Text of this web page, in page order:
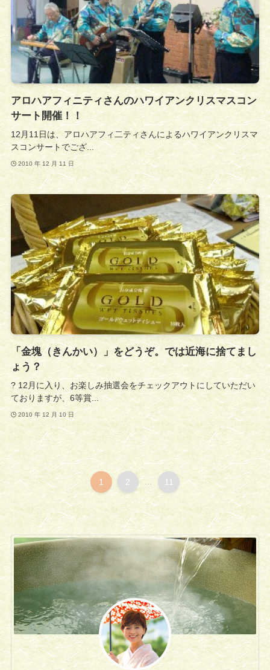
アロハアフィニティさんのハワイアンクリスマスコン
サート開催！！
12月11日は、アロハアフィ二ティさんによるハワイアンクリスマ
スコンサートでござ...
2010 年 12 月 11 日
「金塊（きんかい）」をどうぞ。では近海に捨てまし
ょう？
? 12月に入り、お楽しみ抽選会をチェックアウトにしていただい
ておりますが、6等賞...
2010 年 12 月 10 日
1 2 ... 11